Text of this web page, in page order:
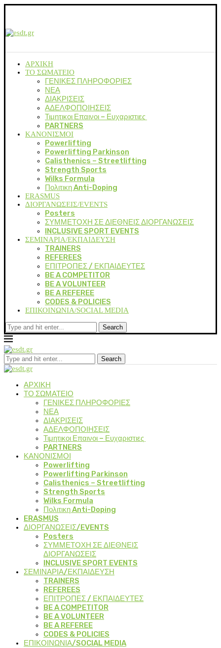
ΑΡΧΙΚΗ
ΤΟ ΣΩΜΑΤΕΙΟ
ΓΕΝΙΚΕΣ ΠΛΗΡΟΦΟΡΙΕΣ
ΝΕΑ
ΔΙΑΚΡΙΣΕΙΣ
ΑΔΕΛΦΟΠΟΙΗΣΕΙΣ
Τιμητικοι Επαινοι – Ευχαριστιες
PARTNERS
ΚΑΝΟΝΙΣΜΟΙ
Powerlifting
Powerlifting Parkinson
Calisthenics – Streetlifting
Strength Sports
Wilks Formula
Πολιτικη Anti-Doping
ERASMUS
ΔΙΟΡΓΑΝΩΣΕΙΣ/EVENTS
Posters
ΣΥΜΜΕΤΟΧΗ ΣΕ ΔΙΕΘΝΕΙΣ ΔΙΟΡΓΑΝΩΣΕΙΣ
INCLUSIVE SPORT EVENTS
ΣΕΜΙΝΑΡΙΑ/ΕΚΠΑΙΔΕΥΣΗ
TRAINERS
REFEREES
ΕΠΙΤΡΟΠΕΣ / ΕΚΠΑΙΔΕΥΤΕΣ
BE A COMPETITOR
BE A VOLUNTEER
BE A REFEREE
CODES & POLICIES
ΕΠΙΚΟΙΝΩΝΙΑ/SOCIAL MEDIA
Search
Search
ΑΡΧΙΚΗ
ΤΟ ΣΩΜΑΤΕΙΟ
ΓΕΝΙΚΕΣ ΠΛΗΡΟΦΟΡΙΕΣ
ΝΕΑ
ΔΙΑΚΡΙΣΕΙΣ
ΑΔΕΛΦΟΠΟΙΗΣΕΙΣ
Τιμητικοι Επαινοι – Ευχαριστιες
PARTNERS
ΚΑΝΟΝΙΣΜΟΙ
Powerlifting
Powerlifting Parkinson
Calisthenics – Streetlifting
Strength Sports
Wilks Formula
Πολιτικη Anti-Doping
ERASMUS
ΔΙΟΡΓΑΝΩΣΕΙΣ/EVENTS
Posters
ΣΥΜΜΕΤΟΧΗ ΣΕ ΔΙΕΘΝΕΙΣ
ΔΙΟΡΓΑΝΩΣΕΙΣ
INCLUSIVE SPORT EVENTS
ΣΕΜΙΝΑΡΙΑ/ΕΚΠΑΙΔΕΥΣΗ
TRAINERS
REFEREES
ΕΠΙΤΡΟΠΕΣ / ΕΚΠΑΙΔΕΥΤΕΣ
BE A COMPETITOR
BE A VOLUNTEER
BE A REFEREE
CODES & POLICIES
ΕΠΙΚΟΙΝΩΝΙΑ/SOCIAL MEDIA